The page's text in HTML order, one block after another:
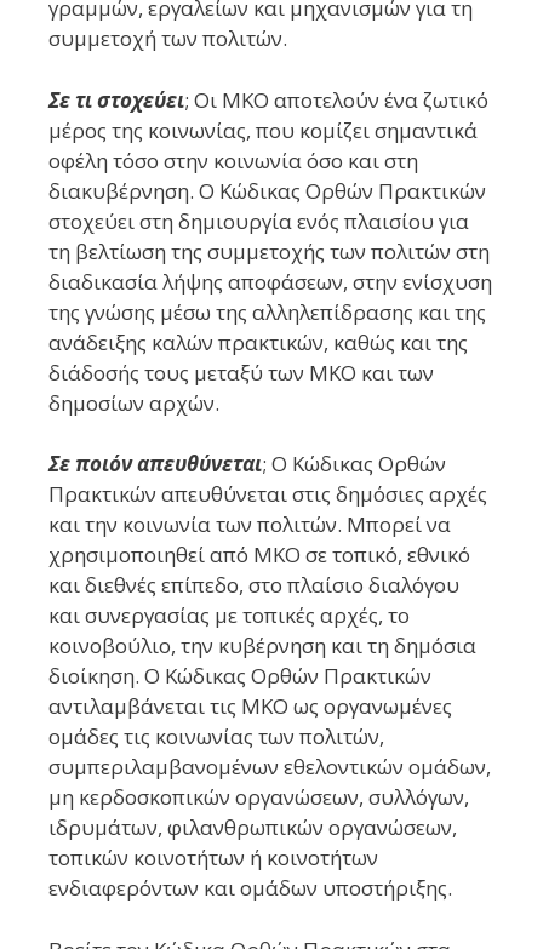
γραμμών, εργαλείων και μηχανισμών για τη
συμμετοχή των πολιτών.
Σε τι στοχεύει; Οι ΜΚΟ αποτελούν ένα ζωτικό
μέρος της κοινωνίας, που κομίζει σημαντικά
οφέλη τόσο στην κοινωνία όσο και στη
διακυβέρνηση. Ο Κώδικας Ορθών Πρακτικών
στοχεύει στη δημιουργία ενός πλαισίου για
τη βελτίωση της συμμετοχής των πολιτών στη
διαδικασία λήψης αποφάσεων, στην ενίσχυση
της γνώσης μέσω της αλληλεπίδρασης και της
ανάδειξης καλών πρακτικών, καθώς και της
διάδοσής τους μεταξύ των ΜΚΟ και των
δημοσίων αρχών.
Σε ποιόν απευθύνεται; Ο Κώδικας Ορθών
Πρακτικών απευθύνεται στις δημόσιες αρχές
και την κοινωνία των πολιτών. Μπορεί να
χρησιμοποιηθεί από ΜΚΟ σε τοπικό, εθνικό
και διεθνές επίπεδο, στο πλαίσιο διαλόγου
και συνεργασίας με τοπικές αρχές, το
κοινοβούλιο, την κυβέρνηση και τη δημόσια
διοίκηση. Ο Κώδικας Ορθών Πρακτικών
αντιλαμβάνεται τις ΜΚΟ ως οργανωμένες
ομάδες τις κοινωνίας των πολιτών,
συμπεριλαμβανομένων εθελοντικών ομάδων,
μη κερδοσκοπικών οργανώσεων, συλλόγων,
ιδρυμάτων, φιλανθρωπικών οργανώσεων,
τοπικών κοινοτήτων ή κοινοτήτων
ενδιαφερόντων και ομάδων υποστήριξης.